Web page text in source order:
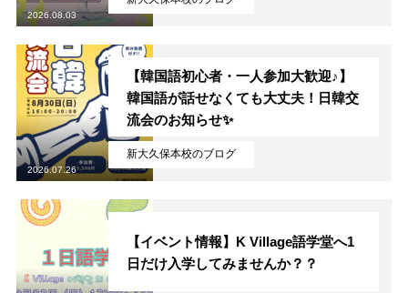
2026.08.03
新大久保本校のブログ
【韓国語初心者・一人参加大歓迎♪】
韓国語が話せなくても大丈夫！日韓交
流会のお知らせ✨
2026.07.26
【イベント情報】K Village語学堂へ1
日だけ入学してみませんか？？